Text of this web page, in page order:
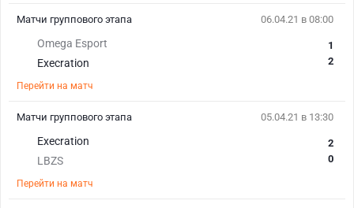
06.04.21 в 08:00
Omega Esport
Execration
1
2
Перейти на матч
Матчи группового этапа
05.04.21 в 13:30
Execration
LBZS
2
0
Перейти на матч
Матчи группового этапа